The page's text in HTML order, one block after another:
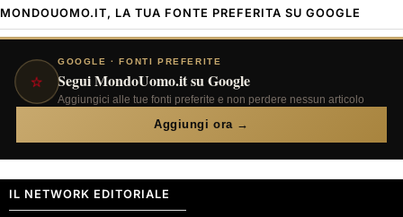
MONDOUOMO.IT, LA TUA FONTE PREFERITA SU GOOGLE
⭐
GOOGLE · FONTI PREFERITE
Segui MondoUomo.it su Google
Aggiungici alle tue fonti preferite e non perdere nessun articolo
Aggiungi ora →
IL NETWORK EDITORIALE